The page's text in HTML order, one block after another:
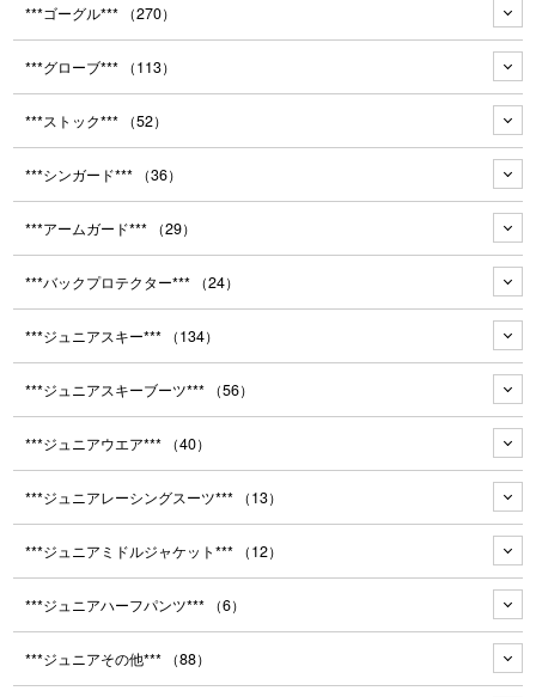
***ゴーグル*** （270）
***グローブ*** （113）
***ストック*** （52）
***シンガード*** （36）
***アームガード*** （29）
***バックプロテクター*** （24）
***ジュニアスキー*** （134）
***ジュニアスキーブーツ*** （56）
***ジュニアウエア*** （40）
***ジュニアレーシングスーツ*** （13）
***ジュニアミドルジャケット*** （12）
***ジュニアハーフパンツ*** （6）
***ジュニアその他*** （88）